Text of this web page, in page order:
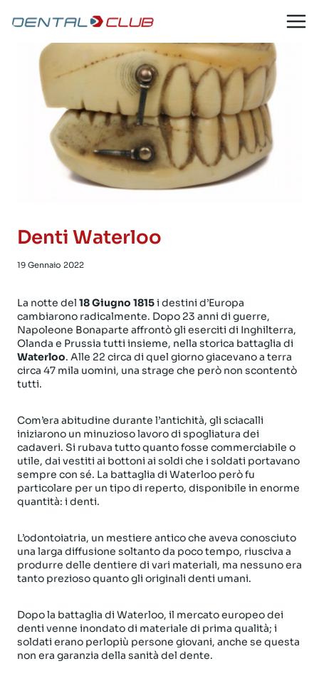
contenuto
Denti Waterloo
19 Gennaio 2022
La notte del 18 Giugno 1815i destini d’Europa
cambiarono radicalmente. Dopo 23 anni di guerre,
Napoleone Bonaparte affrontò gli eserciti di Inghilterra,
Olanda e Prussia tutti insieme, nella storica battaglia di
Waterloo. Alle 22 circa di quel giorno giacevano a terra
circa 47 mila uomini, una strage che però non scontentò
tutti.
Com’era abitudine durante l’antichità, gli sciacalli
iniziarono un minuzioso lavoro di spogliatura dei
cadaveri. Si rubava tutto quanto fosse commerciabile o
utile, dai vestiti ai bottoni ai soldi che i soldati portavano
sempre con sé. La battaglia di Waterloo però fu
particolare per un tipo di reperto, disponibile in enorme
quantità: i denti.
L’odontoiatria, un mestiere antico che aveva conosciuto
una larga diffusione soltanto da poco tempo, riusciva a
produrre delle dentiere di vari materiali, ma nessuno era
tanto prezioso quanto gli originali denti umani.
Dopo la battaglia di Waterloo, il mercato europeo dei
denti venne inondato di materiale di prima qualità; i
soldati erano perlopiù persone giovani, anche se questa
non era garanzia della sanità del dente.